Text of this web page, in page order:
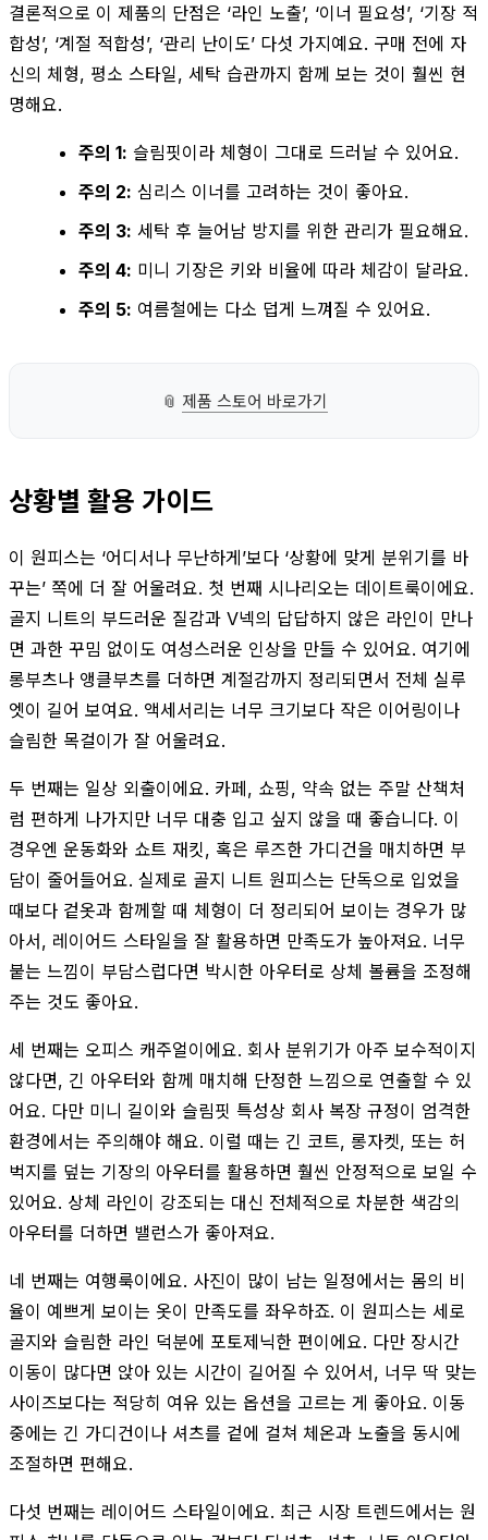
결론적으로 이 제품의 단점은 ‘라인 노출’, ‘이너 필요성’, ‘기장 적
합성’, ‘계절 적합성’, ‘관리 난이도’ 다섯 가지예요. 구매 전에 자
신의 체형, 평소 스타일, 세탁 습관까지 함께 보는 것이 훨씬 현
명해요.
주의 1: 슬림핏이라 체형이 그대로 드러날 수 있어요.
주의 2: 심리스 이너를 고려하는 것이 좋아요.
주의 3: 세탁 후 늘어남 방지를 위한 관리가 필요해요.
주의 4: 미니 기장은 키와 비율에 따라 체감이 달라요.
주의 5: 여름철에는 다소 덥게 느껴질 수 있어요.
📎 제품 스토어 바로가기
상황별 활용 가이드
이 원피스는 ‘어디서나 무난하게’보다 ‘상황에 맞게 분위기를 바
꾸는’ 쪽에 더 잘 어울려요. 첫 번째 시나리오는 데이트룩이에요.
골지 니트의 부드러운 질감과 V넥의 답답하지 않은 라인이 만나
면 과한 꾸밈 없이도 여성스러운 인상을 만들 수 있어요. 여기에
롱부츠나 앵클부츠를 더하면 계절감까지 정리되면서 전체 실루
엣이 길어 보여요. 액세서리는 너무 크기보다 작은 이어링이나
슬림한 목걸이가 잘 어울려요.
두 번째는 일상 외출이에요. 카페, 쇼핑, 약속 없는 주말 산책처
럼 편하게 나가지만 너무 대충 입고 싶지 않을 때 좋습니다. 이
경우엔 운동화와 쇼트 재킷, 혹은 루즈한 가디건을 매치하면 부
담이 줄어들어요. 실제로 골지 니트 원피스는 단독으로 입었을
때보다 겉옷과 함께할 때 체형이 더 정리되어 보이는 경우가 많
아서, 레이어드 스타일을 잘 활용하면 만족도가 높아져요. 너무
붙는 느낌이 부담스럽다면 박시한 아우터로 상체 볼륨을 조정해
주는 것도 좋아요.
세 번째는 오피스 캐주얼이에요. 회사 분위기가 아주 보수적이지
않다면, 긴 아우터와 함께 매치해 단정한 느낌으로 연출할 수 있
어요. 다만 미니 길이와 슬림핏 특성상 회사 복장 규정이 엄격한
환경에서는 주의해야 해요. 이럴 때는 긴 코트, 롱자켓, 또는 허
벅지를 덮는 기장의 아우터를 활용하면 훨씬 안정적으로 보일 수
있어요. 상체 라인이 강조되는 대신 전체적으로 차분한 색감의
아우터를 더하면 밸런스가 좋아져요.
네 번째는 여행룩이에요. 사진이 많이 남는 일정에서는 몸의 비
율이 예쁘게 보이는 옷이 만족도를 좌우하죠. 이 원피스는 세로
골지와 슬림한 라인 덕분에 포토제닉한 편이에요. 다만 장시간
이동이 많다면 앉아 있는 시간이 길어질 수 있어서, 너무 딱 맞는
사이즈보다는 적당히 여유 있는 옵션을 고르는 게 좋아요. 이동
중에는 긴 가디건이나 셔츠를 겉에 걸쳐 체온과 노출을 동시에
조절하면 편해요.
다섯 번째는 레이어드 스타일이에요. 최근 시장 트렌드에서는 원